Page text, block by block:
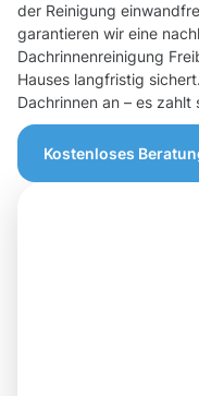
der Reinigung
garantieren wir eine
Dachrinnenreinigung
Hauses langfristig
Dachrinnen an – es zahlt
Kostenloses